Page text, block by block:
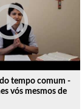
tempo comum -
vós mesmos de